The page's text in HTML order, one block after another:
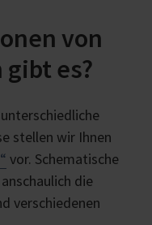
von
es?
stellen wir Ihnen
vor. Schematische
die
verschiedenen